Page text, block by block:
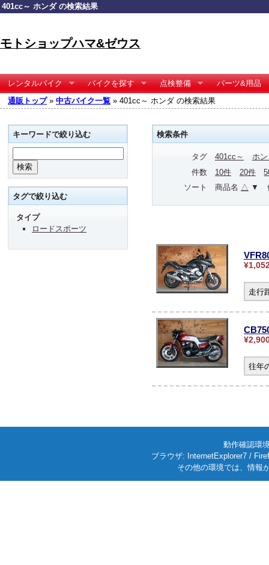
401cc～ ホンダ の検索結果
モトショップハマ&ゼウス
レンタルバイク バイクを探す 点検整備
パーツ&用品
通販トップ» 中古バイク一覧 » 401cc～ ホンダ の検索結果
検索条件
タグ 401cc～
ホ
件数
10件 20件
ソート
商品名 △ ▼
走行
往年
キーワードで絞り込む
タグで絞り込む
タイプ
ロードスポーツ
動作確認環
ブラウザ: InternetExplorer7 /
その他の環境では、情報